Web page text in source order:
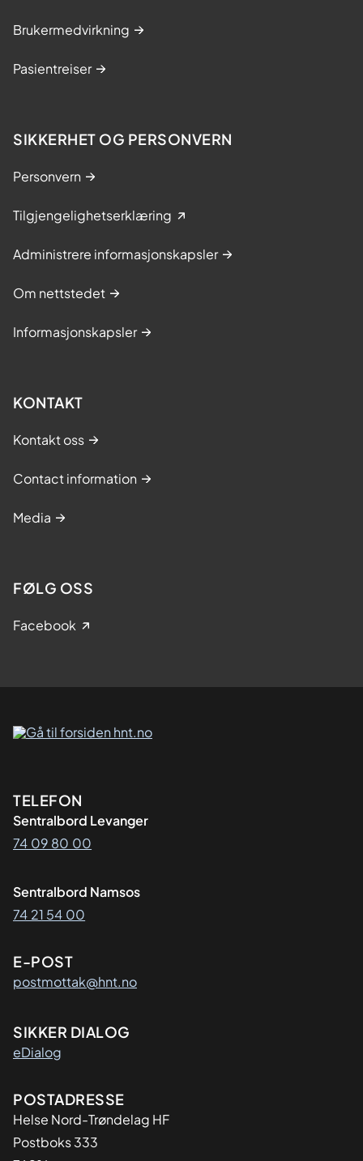
Brukermedvirkning
Pasientreiser
SIKKERHET OG PERSONVERN
Personvern
Tilgjengelighetserklæring
Administrere informasjonskapsler
Om nettstedet
Informasjonskapsler
KONTAKT
Kontakt oss
Contact information
Media
FØLG OSS
Facebook
Kontaktinformasjon
TELEFON
Sentralbord Levanger
74 09 80 00
Sentralbord Namsos
74 21 54 00
E-POST
postmottak@hnt.no
SIKKER DIALOG
eDialog
Adresse
POSTADRESSE
Helse Nord-Trøndelag HF
Postboks 333